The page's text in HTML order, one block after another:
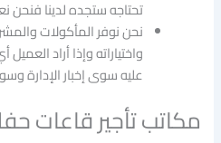
تحتاجه ستجده لدينا
نحن نوفر المأكولات
واختياراته وإذا أراد
عليه سوى إخبار الإدارة
مكاتب تأجير قاعات